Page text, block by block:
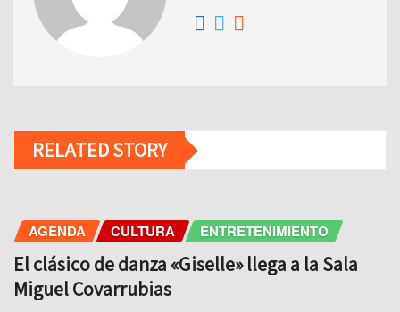
RELATED STORY
AGENDA CULTURA ENTRETENIMIENTO
El clásico de danza «Giselle» llega a la Sala
Miguel Covarrubias